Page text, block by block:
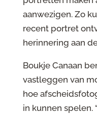
aanwezigen. Zo
recent portret
herinnering aan
Boukje Canaan
vastleggen van
hoe
in kunnen spelen.